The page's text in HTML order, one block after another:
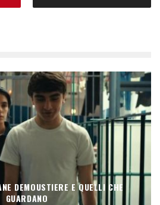
DEMOUSTIERE E QUELLI CHE
GUARDANO